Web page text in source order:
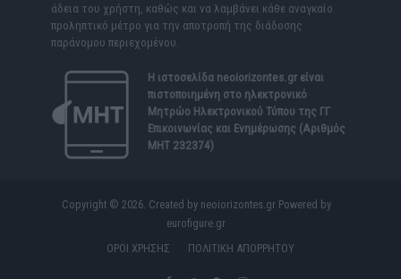
άδεια του χρήστη, καθώς και να λαμβάνει κάθε αναγκαίο
προληπτικό μέτρο για την αποτροπή της διάδοσης
παράνομου περιεχομένου.
Η ιστοσελίδα neoiorizontes.grείναι
πιστοποιημένη στο ηλεκτρονικό
Μητρώο Ηλεκτρονικού Τύπου της ΓΓ
Επικοινωνίας και Ενημέρωσης (Αριθμός
ΜΗΤ 232374)
Copyright © 2026. Created by neoiorizontes.gr Powered by
eurofigure.gr
ΟΡΟΙ ΧΡΗΣΗΣ
ΠΟΛΙΤΙΚΗ ΑΠΟΡΡΗΤΟΥ